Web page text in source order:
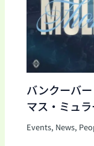
バンクーバ
マス・ミュ
Events, News,